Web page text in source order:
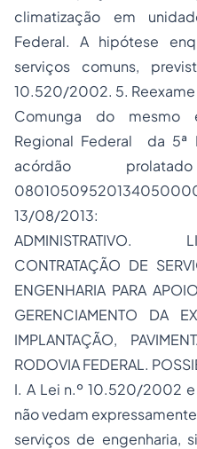
climatização em
Federal. A hipótese
serviços comuns,
10.520/2002. 5.
Comunga do mesmo
Regional Federal da
acórdão
13/08/2013:
ADMINISTRATIVO.
CONTRATAÇÃO DE
ENGENHARIA PARA
GERENCIAMENTO DA
IMPLANTAÇÃO,
RODOVIA FEDERAL.
I. A Lei n.º 10.520/2002
não vedam
serviços de engenharia,